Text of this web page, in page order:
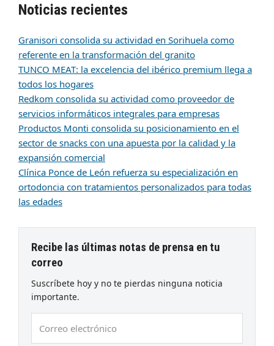
Noticias recientes
Granisori consolida su actividad en Sorihuela como
referente en la transformación del granito
TUNCO MEAT: la excelencia del ibérico premium llega a
todos los hogares
Redkom consolida su actividad como proveedor de
servicios informáticos integrales para empresas
Productos Monti consolida su posicionamiento en el
sector de snacks con una apuesta por la calidad y la
expansión comercial
Clínica Ponce de León refuerza su especialización en
ortodoncia con tratamientos personalizados para todas
las edades
Recibe las últimas notas de prensa en tu
correo
Suscríbete hoy y no te pierdas ninguna noticia
importante.
electrónico